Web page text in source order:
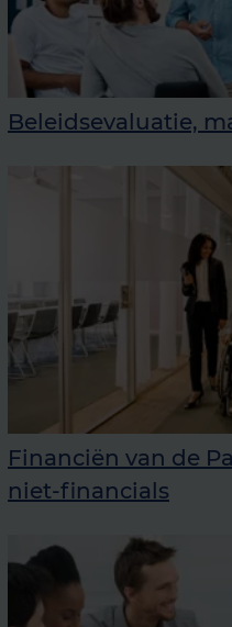
Beleidsevaluatie,
Financiën van de
niet-financials